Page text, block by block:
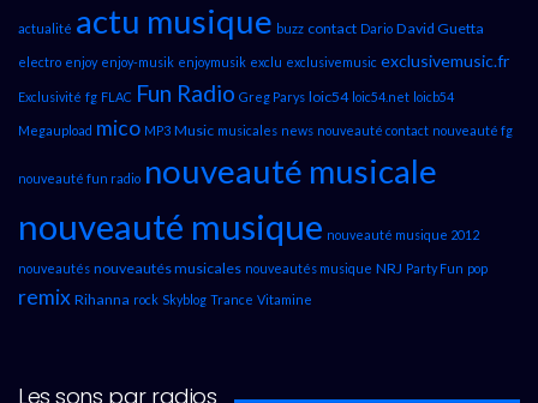
actualité actu musique buzz contact Dario David Guetta
electro enjoy enjoy-musik enjoymusik exclu exclusivemusic exclusivemusic.fr
Exclusivité fg FLAC Fun Radio Greg Parys loic54 loic54.net loicb54
Megaupload mico MP3 Music musicales news nouveauté contact nouveauté fg
nouveauté fun radio nouveauté musicale
nouveauté musique nouveauté musique 2012
nouveautés nouveautés musicales nouveautés musique NRJ Party Fun pop
remix Rihanna rock Skyblog Trance Vitamine
Les sons par radios